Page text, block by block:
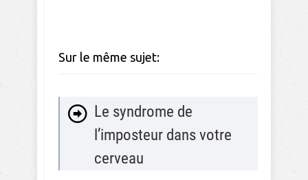
Sur le même sujet:
Le syndrome de
l’imposteur dans votre
cerveau